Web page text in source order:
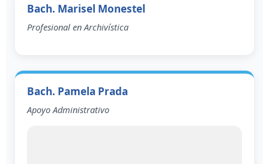
Bach. Marisel Monestel
Profesional en Archivística
Bach. Pamela Prada
Apoyo Administrativo